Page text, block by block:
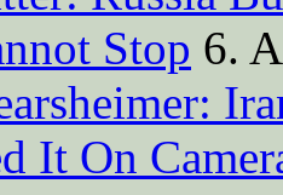
Stop 6.
It On